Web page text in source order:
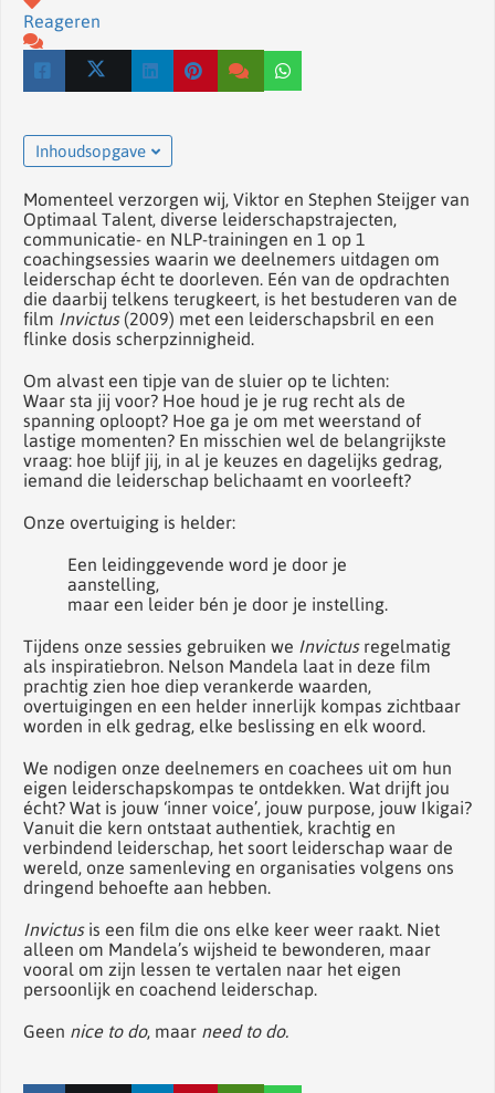
Reageren
Inhoudsopgave
Momenteel verzorgen wij, Viktor en Stephen Steijger van
Optimaal Talent, diverse leiderschapstrajecten,
communicatie- en NLP-trainingen en 1 op 1
coachingsessies waarin we deelnemers uitdagen om
leiderschap écht te doorleven. Eén van de opdrachten
die daarbij telkens terugkeert, is het bestuderen van de
film Invictus(2009) met een leiderschapsbril en een
flinke dosis scherpzinnigheid.
Om alvast een tipje van de sluier op te lichten:
Waar sta jij voor? Hoe houd je je rug recht als de
spanning oploopt? Hoe ga je om met weerstand of
lastige momenten? En misschien wel de belangrijkste
vraag: hoe blijf jij, in al je keuzes en dagelijks gedrag,
iemand die leiderschap belichaamt en voorleeft?
Onze overtuiging is helder:
Een leidinggevende word je door je
aanstelling,
maar een leider bén je door je instelling.
Tijdens onze sessies gebruiken we Invictusregelmatig
als inspiratiebron. Nelson Mandela laat in deze film
prachtig zien hoe diep verankerde waarden,
overtuigingen en een helder innerlijk kompas zichtbaar
worden in elk gedrag, elke beslissing en elk woord.
We nodigen onze deelnemers en coachees uit om hun
eigen leiderschapskompas te ontdekken. Wat drijft jou
écht? Wat is jouw ‘inner voice’, jouw purpose, jouw Ikigai?
Vanuit die kern ontstaat authentiek, krachtig en
verbindend leiderschap, het soort leiderschap waar de
wereld, onze samenleving en organisaties volgens ons
dringend behoefte aan hebben.
Invictusis een film die ons elke keer weer raakt. Niet
alleen om Mandela’s wijsheid te bewonderen, maar
vooral om zijn lessen te vertalen naar het eigen
persoonlijk en coachend leiderschap.
Geen nice to do, maar need to do.